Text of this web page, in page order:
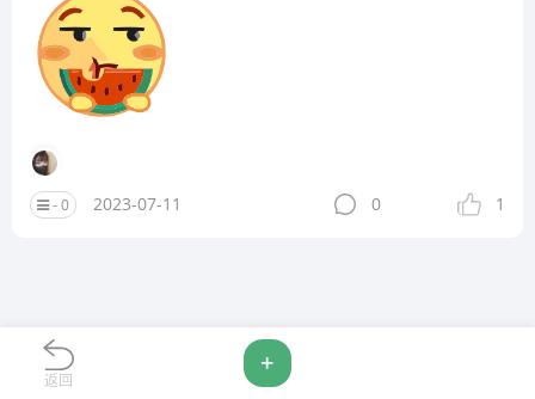
- 0 2023-07-11 0 1
返回
+